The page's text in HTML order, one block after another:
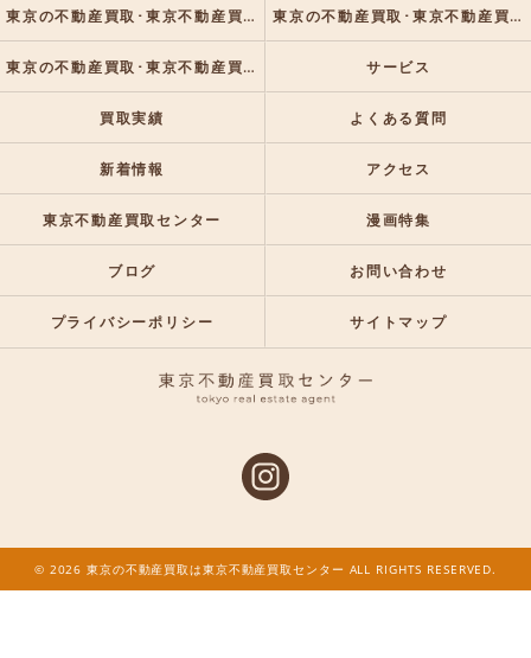
東京の不動産買取･東京不動産買取センターの口コミ情報 東京の不動産買取･東京不動産買取センターの評判
東京の不動産買取･東京不動産買取センターのお客様の声 サービス
買取実績 よくある質問
新着情報 アクセス
東京不動産買取センター 漫画特集
ブログ お問い合わせ
プライバシーポリシー サイトマップ
© 2026 東京の不動産買取は東京不動産買取センター ALL RIGHTS RESERVED.